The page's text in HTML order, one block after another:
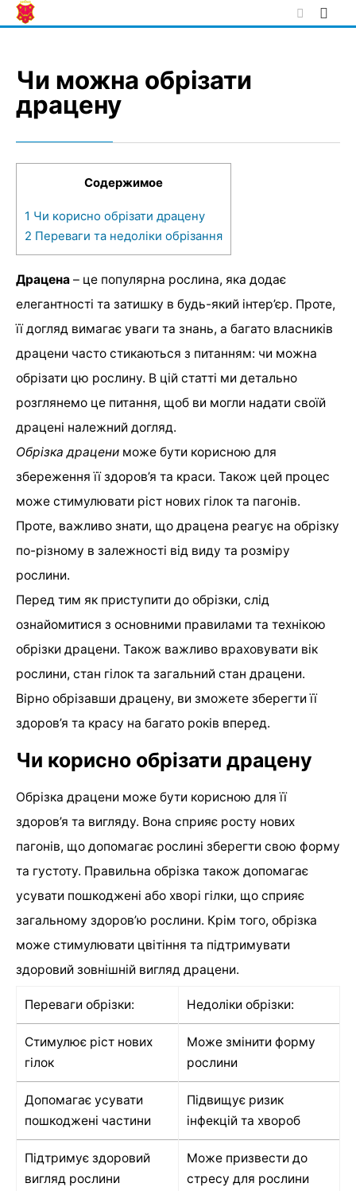
Skip
to
Чи можна обрізати
драцену
Содержимое
1 Чи корисно обрізати драцену
2 Переваги та недоліки обрізання
Драцена – це популярна рослина, яка додає
елегантності та затишку в будь-який інтер’єр. Проте,
її догляд вимагає уваги та знань, а багато власників
драцени часто стикаються з питанням: чи можна
обрізати цю рослину. В цій статті ми детально
розглянемо це питання, щоб ви могли надати своїй
драцені належний догляд.
Обрізка драцени може бути корисною для
збереження її здоров’я та краси. Також цей процес
може стимулювати ріст нових гілок та пагонів.
Проте, важливо знати, що драцена реагує на обрізку
по-різному в залежності від виду та розміру
рослини.
Перед тим як приступити до обрізки, слід
ознайомитися з основними правилами та технікою
обрізки драцени. Також важливо враховувати вік
рослини, стан гілок та загальний стан драцени.
Вірно обрізавши драцену, ви зможете зберегти її
здоров’я та красу на багато років вперед.
Чи корисно обрізати драцену
Обрізка драцени може бути корисною для її
здоров’я та вигляду. Вона сприяє росту нових
пагонів, що допомагає рослині зберегти свою форму
та густоту. Правильна обрізка також допомагає
усувати пошкоджені або хворі гілки, що сприяє
загальному здоров’ю рослини. Крім того, обрізка
може стимулювати цвітіння та підтримувати
здоровий зовнішній вигляд драцени.
Переваги обрізки: Недоліки обрізки:
Стимулює ріст нових
гілок
Може змінити форму
рослини
Допомагає усувати
пошкоджені частини
Підвищує ризик
інфекцій та хвороб
Підтримує здоровий
вигляд рослини
Може призвести до
стресу для рослини